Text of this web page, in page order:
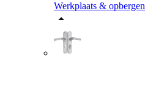
Werkplaats & opbergen